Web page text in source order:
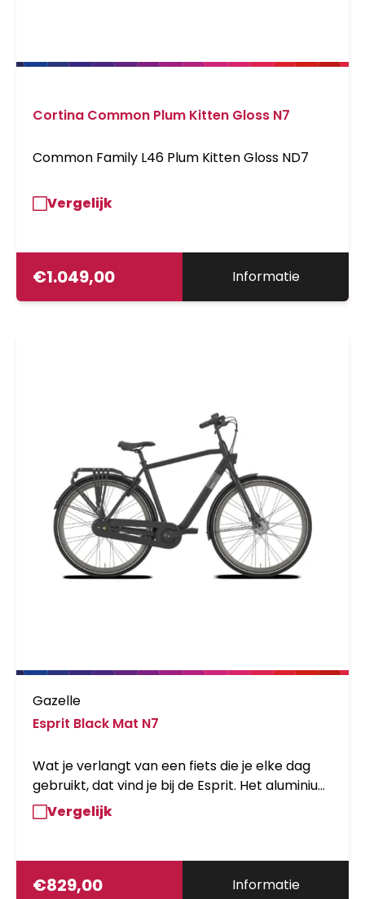
Cortina Common Plum Kitten Gloss N7
Common Family L46 Plum Kitten Gloss ND7
Vergelijk
€1.049,00 Informatie
Gazelle
Esprit Black Mat N7
Wat je verlangt van een fiets die je elke dag
gebruikt, dat vind je bij de Esprit. Het aluminium
frame en de robuuste onderdelen kunnen
tegen een stootje. De styling is lekker
weggewerkte kabels en hoge velgen.
Keuzeopties zijn genoeg!
Vergelijk
€829,00 Informatie